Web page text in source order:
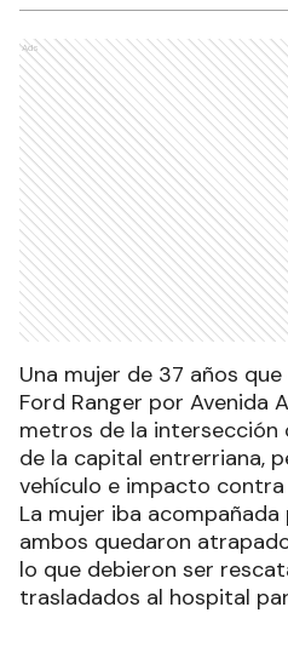
Ads
Una mujer de 37 años
Ford Ranger por Avenida
metros de la intersección
de la capital entrerriana,
vehículo e impacto
La mujer iba
ambos quedaron
lo que debieron ser
trasladados al hospital